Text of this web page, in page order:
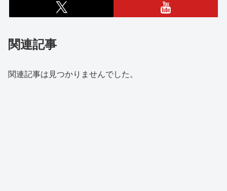
関連記事
関連記事は見つかりませんでした。